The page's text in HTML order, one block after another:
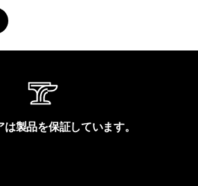
製品を保証しています。